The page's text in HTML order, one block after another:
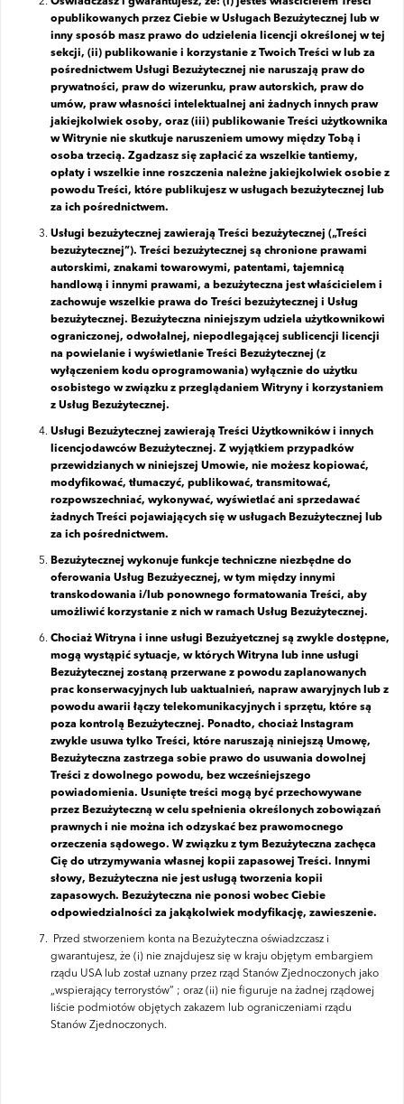
opublikowanych przez Ciebie w Usługach Bezużytecznej lub w
inny sposób masz prawo do udzielenia licencji określonej w tej
sekcji, (ii) publikowanie i korzystanie z Twoich Treści w lub za
pośrednictwem Usługi Bezużytecznej nie naruszają praw do
prywatności, praw do wizerunku, praw autorskich, praw do
umów, praw własności intelektualnej ani żadnych innych praw
jakiejkolwiek osoby, oraz (iii) publikowanie Treści użytkownika
w Witrynie nie skutkuje naruszeniem umowy między Tobą i
osoba trzecią. Zgadzasz się zapłacić za wszelkie tantiemy,
opłaty i wszelkie inne roszczenia należne jakiejkolwiek osobie z
powodu Treści, które publikujesz w usługach bezużytecznej lub
za ich pośrednictwem.
Usługi bezużytecznej zawierają Treści bezużytecznej („Treści
bezużytecznej”). Treści bezużytecznej są chronione prawami
autorskimi, znakami towarowymi, patentami, tajemnicą
handlową i innymi prawami, a bezużyteczna jest właścicielem i
zachowuje wszelkie prawa do Treści bezużytecznej i Usług
bezużytecznej. Bezużyteczna niniejszym udziela użytkownikowi
ograniczonej, odwołalnej, niepodlegającej sublicencji licencji
na powielanie i wyświetlanie Treści Bezużytecznej (z
wyłączeniem kodu oprogramowania) wyłącznie do użytku
osobistego w związku z przeglądaniem Witryny i korzystaniem
z Usług Bezużytecznej.
Usługi Bezużytecznej zawierają Treści Użytkowników i innych
licencjodawców Bezużytecznej. Z wyjątkiem przypadków
przewidzianych w niniejszej Umowie, nie możesz kopiować,
modyfikować, tłumaczyć, publikować, transmitować,
rozpowszechniać, wykonywać, wyświetlać ani sprzedawać
żadnych Treści pojawiających się w usługach Bezużytecznej lub
za ich pośrednictwem.
Bezużytecznej wykonuje funkcje techniczne niezbędne do
oferowania Usług Bezużyecznej, w tym między innymi
transkodowania i/lub ponownego formatowania Treści, aby
umożliwić korzystanie z nich w ramach Usług Bezużytecznej.
Chociaż Witryna i inne usługi Bezużyetcznej są zwykle dostępne,
mogą wystąpić sytuacje, w których Witryna lub inne usługi
Bezużytecznej zostaną przerwane z powodu zaplanowanych
prac konserwacyjnych lub uaktualnień, napraw awaryjnych lub z
powodu awarii łączy telekomunikacyjnych i sprzętu, które są
poza kontrolą Bezużytecznej. Ponadto, chociaż Instagram
zwykle usuwa tylko Treści, które naruszają niniejszą Umowę,
Bezużyteczna zastrzega sobie prawo do usuwania dowolnej
Treści z dowolnego powodu, bez wcześniejszego
powiadomienia. Usunięte treści mogą być przechowywane
przez Bezużyteczną w celu spełnienia określonych zobowiązań
prawnych i nie można ich odzyskać bez prawomocnego
orzeczenia sądowego. W związku z tym Bezużyteczna zachęca
Cię do utrzymywania własnej kopii zapasowej Treści. Innymi
słowy, Bezużyteczna nie jest usługą tworzenia kopii
zapasowych. Bezużyteczna nie ponosi wobec Ciebie
odpowiedzialności za jakąkolwiek modyfikację, zawieszenie.
Przed stworzeniem konta na Bezużyteczna oświadzczasz i
gwarantujesz, że (i) nie znajdujesz się w kraju objętym embargiem
rządu USA lub został uznany przez rząd Stanów Zjednoczonych jako
„wspierający terrorystów” ; oraz (ii) nie figuruje na żadnej rządowej
liście podmiotów objętych zakazem lub ograniczeniami rządu
Stanów Zjednoczonych.